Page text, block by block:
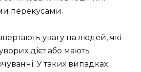
перекусами.
увагу на людей, які
дієт або мають
У таких випадках